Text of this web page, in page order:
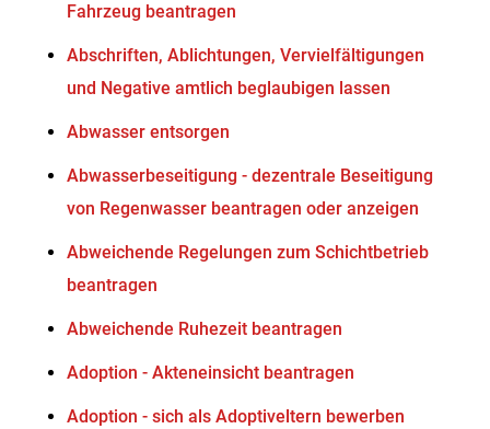
Fahrzeug beantragen
Abschriften, Ablichtungen, Vervielfältigungen
und Negative amtlich beglaubigen lassen
Abwasser entsorgen
Abwasserbeseitigung - dezentrale Beseitigung
von Regenwasser beantragen oder anzeigen
Abweichende Regelungen zum Schichtbetrieb
beantragen
Abweichende Ruhezeit beantragen
Adoption - Akteneinsicht beantragen
Adoption - sich als Adoptiveltern bewerben